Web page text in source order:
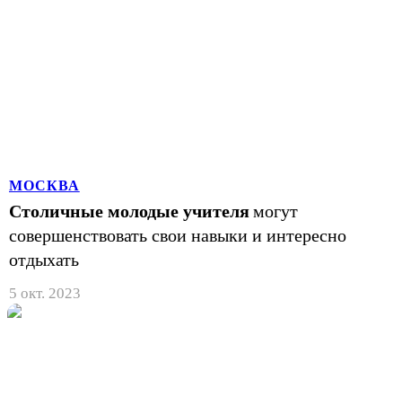
МОСКВА
Столичные молодые учителямогут
совершенствовать свои навыки и интересно
отдыхать
5 окт. 2023